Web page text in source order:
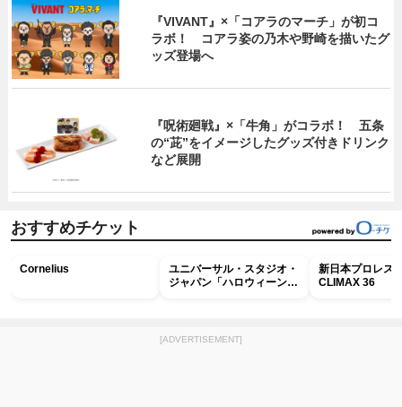
『VIVANT』×「コアラのマーチ」が初コ
ラボ！ コアラ姿の乃木や野崎を描いたグ
ッズ登場へ
『呪術廻戦』×「牛角」がコラボ！ 五条
の“茈”をイメージしたグッズ付きドリンク
など展開
おすすめチケット
Cornelius
ユニバーサル・スタジオ・
ジャパン「ハロウィーン・
新日本プロレス
CLIMAX 36
[ADVERTISEMENT]